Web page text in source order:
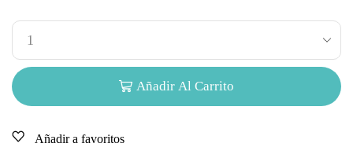
Añadir Al Carrito
Añadir a favoritos